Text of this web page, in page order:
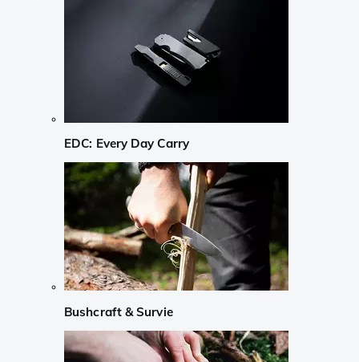
EDC: Every Day Carry
Bushcraft & Survie